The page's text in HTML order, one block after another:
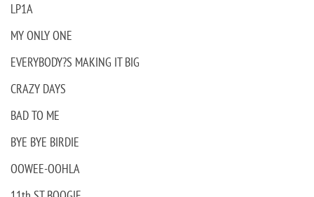
LP1A
MY ONLY ONE
EVERYBODY?S MAKING IT BIG
CRAZY DAYS
BAD TO ME
BYE BYE BIRDIE
OOWEE-OOHLA